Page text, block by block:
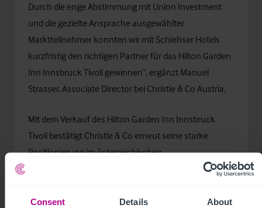
Consent Details About
Durch die enge Abstimmung mit Union Investment
und die gezielte Ansprache ausgewählter
Marktteilnehmer konnten wir mit Schiehser Hotels
kurzfristig den richtigen Partner für das Hilton Garden
Inn Innsbruck Tivoli gewinnen“, ergänzt Manuel
Strasser, Associate Director bei Christie & Co Austria.
Mit dem Verkauf des Hilton Garden Inn Innsbruck
Tivoli bestätigt Christie & Co erneut seine starke
Positionierung im österreichischen